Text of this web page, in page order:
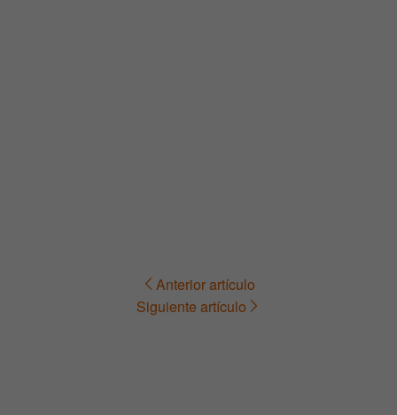
Navegación Anterior artículo
Siguiente artículo